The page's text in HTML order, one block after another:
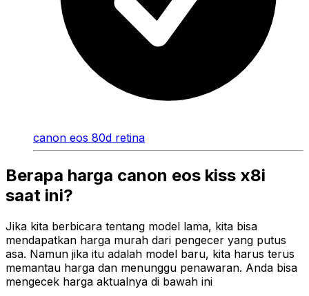
canon eos 80d retina
Berapa harga canon eos kiss x8i
saat ini?
Jika kita berbicara tentang model lama, kita bisa
mendapatkan harga murah dari pengecer yang putus
asa. Namun jika itu adalah model baru, kita harus terus
memantau harga dan menunggu penawaran. Anda bisa
mengecek harga aktualnya di bawah ini